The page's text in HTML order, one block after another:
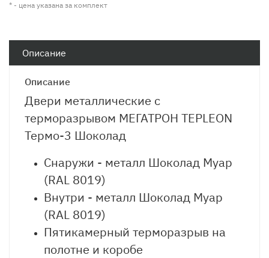
* - цена указана за комплект
Описание
Описание
Двери металлические с
терморазрывом МЕГАТРОН TEPLEON
Термо-3 Шоколад
Снаружи - металл Шоколад Муар
(RAL 8019)
Внутри - металл Шоколад Муар
(RAL 8019)
Пятикамерный терморазрыв на
полотне и коробе